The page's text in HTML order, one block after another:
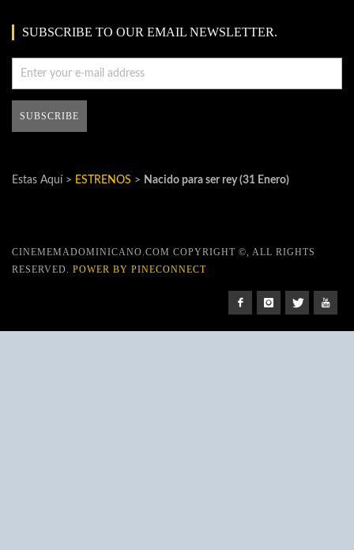
SUBSCRIBE TO OUR EMAIL NEWSLETTER.
Estas Aquí > ESTRENOS > Nacido para ser rey (31 Enero)
CINEMEMADOMINICANO.COM COPYRIGHT ©, ALL RIGHTS
RESERVED. POWER BY PINECONNECT